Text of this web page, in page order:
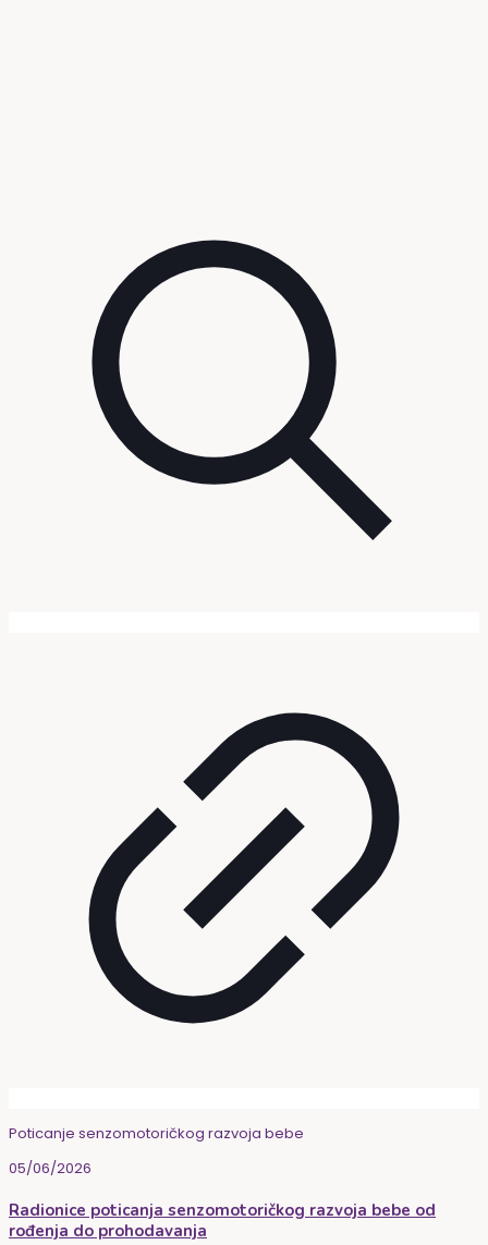
Poticanje senzomotoričkog razvoja bebe
05/06/2026
Radionice poticanja senzomotoričkog razvoja bebe od
rođenja do prohodavanja